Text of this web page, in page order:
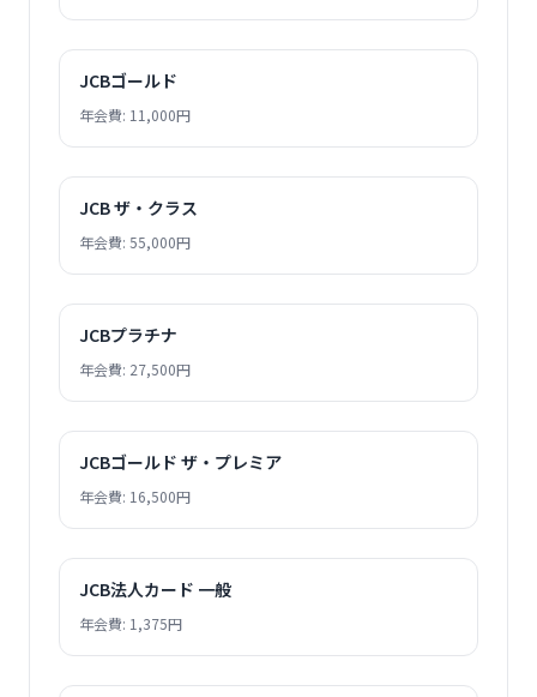
JCBゴールド
年会費: 11,000円
JCB ザ・クラス
年会費: 55,000円
JCBプラチナ
年会費: 27,500円
JCBゴールド ザ・プレミア
年会費: 16,500円
JCB法人カード 一般
年会費: 1,375円